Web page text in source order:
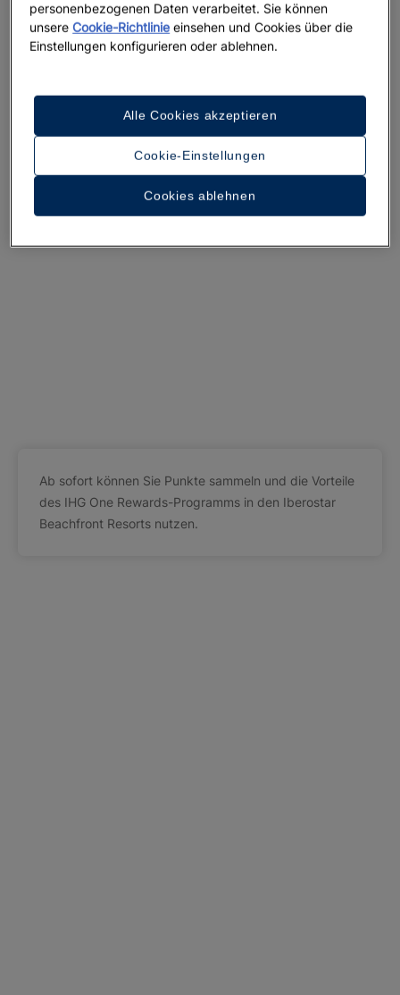
Ein Rundgang durch das Hotel
Ab sofort können Sie Punkte sammeln und die Vorteile
des IHG One Rewards-Programms in den Iberostar
Beachfront Resorts nutzen.
personenbezogenen Daten verarbeitet. Sie können
unsereCookie-Richtlinie einsehen und Cookies über die
Einstellungen konfigurieren oder ablehnen.
Cookie-Einstellungen
Cookies ablehnen
Alle Cookies akzeptieren